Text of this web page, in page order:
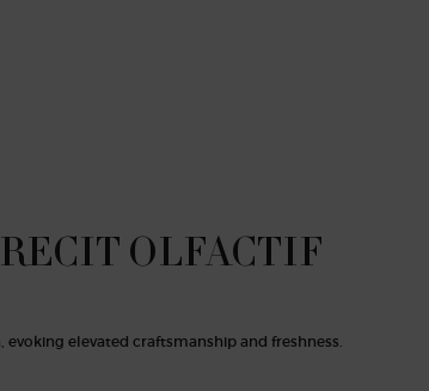
RECIT OLFACTIF
déploie — subtilement rosé,